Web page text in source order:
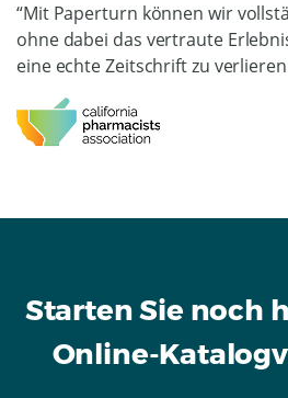
“Mit Paperturn können wir
ohne dabei das vertraute
eine echte Zeitschrift zu
Starten Sie noch
Online-